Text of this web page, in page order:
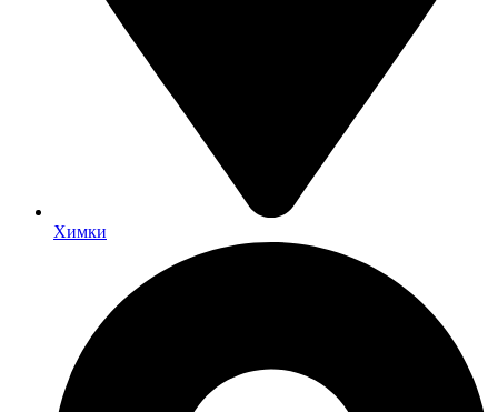
Химки